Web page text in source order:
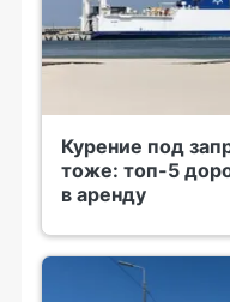
Курение под
тоже: топ-5
в аренду